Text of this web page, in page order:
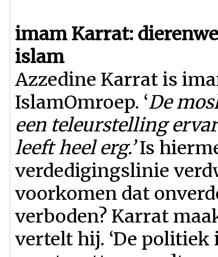
imam Karrat:
islam
Azzedine Karrat is
IslamOmroep. ‘De
een teleurstelling
leeft heel erg.’Is
verdedigingslinie
voorkomen dat
verboden? Karrat
vertelt hij. ‘De politiek